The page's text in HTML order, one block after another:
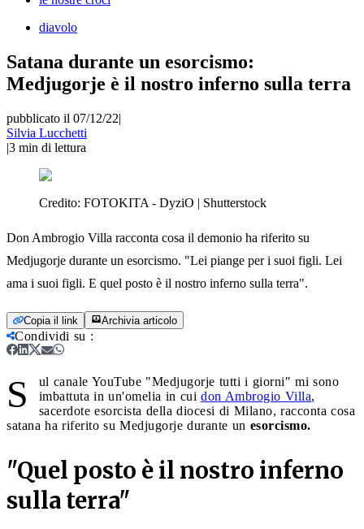
diavolo
Satana durante un esorcismo:
Medjugorje è il nostro inferno sulla terra
pubblicato il 07/12/22|
Silvia Lucchetti
|3 min di lettura
Credito: FOTOKITA - DyziO | Shutterstock
Don Ambrogio Villa racconta cosa il demonio ha riferito su
Medjugorje durante un esorcismo. "Lei piange per i suoi figli. Lei
ama i suoi figli. E quel posto è il nostro inferno sulla terra".
Copia il link Archivia articolo
Condividi su :
S
ul canale YouTube "Medjugorje tutti i giorni" mi sono
imbattuta in un'omelia in cui don Ambrogio Villa,
sacerdote esorcista della diocesi di Milano, racconta cosa
satana ha riferito su Medjugorje durante un esorcismo.
"Quel posto è il nostro inferno
sulla terra"